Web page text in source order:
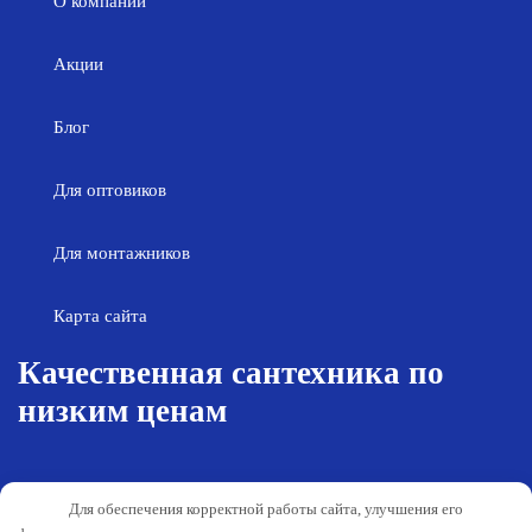
Акции
Блог
Для оптовиков
Для монтажников
Карта сайта
Качественная сантехника по
низким ценам
Гарантия и обслуживание
Для обеспечения корректной работы сайта, улучшения его